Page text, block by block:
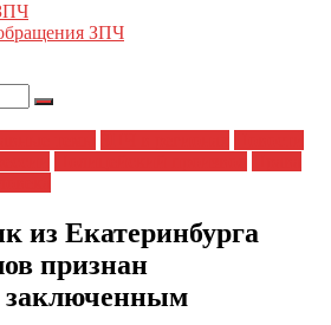
ЗПЧ
из Екатеринбурга
признан
заключенным